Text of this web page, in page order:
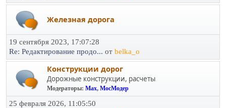
Железная дорога
19 сентября 2023, 17:07:28
Re: Редактирование продо... от belka_o
Конструкции дорог
Дорожные конструкции, расчеты
Модераторы: Max, МосМодер
25 февраля 2026, 11:05:50